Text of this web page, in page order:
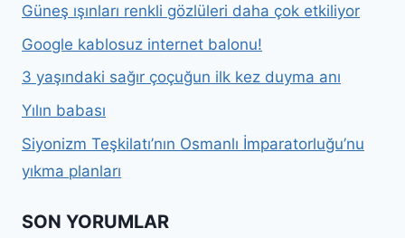
Güneş ışınları renkli gözlüleri daha çok etkiliyor
Google kablosuz internet balonu!
3 yaşındaki sağır çoçuğun ilk kez duyma anı
Yılın babası
Siyonizm Teşkilatı’nın Osmanlı İmparatorluğu’nu
yıkma planları
SON YORUMLAR